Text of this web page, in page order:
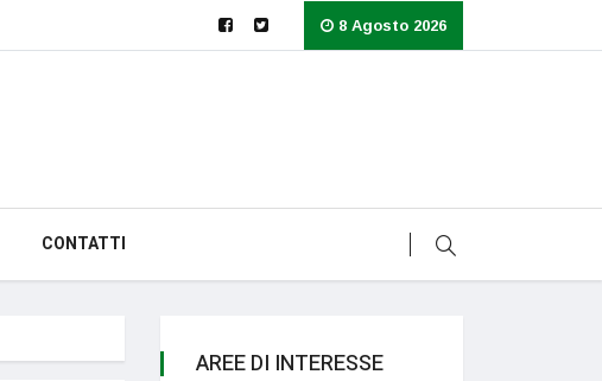
8 Agosto 2026
CONTATTI
AREE DI INTERESSE